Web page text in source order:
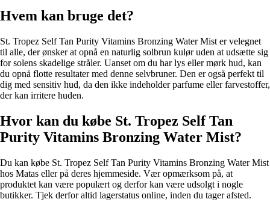
Hvem kan bruge det?
St. Tropez Self Tan Purity Vitamins Bronzing Water Mist er velegnet
til alle, der ønsker at opnå en naturlig solbrun kulør uden at udsætte sig
for solens skadelige stråler. Uanset om du har lys eller mørk hud, kan
du opnå flotte resultater med denne selvbruner. Den er også perfekt til
dig med sensitiv hud, da den ikke indeholder parfume eller farvestoffer,
der kan irritere huden.
Hvor kan du købe St. Tropez Self Tan
Purity Vitamins Bronzing Water Mist?
Du kan købe St. Tropez Self Tan Purity Vitamins Bronzing Water Mist
hos Matas eller på deres hjemmeside. Vær opmærksom på, at
produktet kan være populært og derfor kan være udsolgt i nogle
butikker. Tjek derfor altid lagerstatus online, inden du tager afsted.